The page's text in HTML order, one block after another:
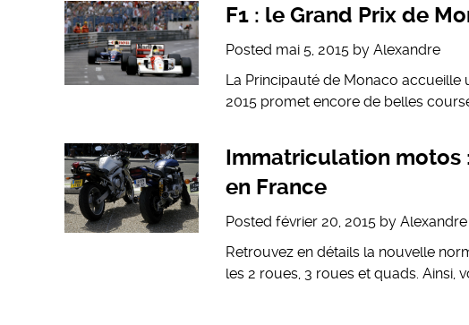
F1 : le Grand Prix de
Posted mai 5, 2015 by Alexandre
La Principauté de Monaco accueille
2015 promet encore de belles
Immatriculation motos
en France
Posted février 20, 2015 by Alexandre
Retrouvez en détails la nouvelle
les 2 roues, 3 roues et quads. Ainsi,